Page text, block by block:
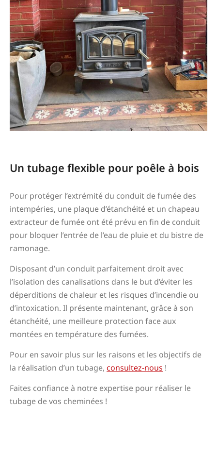
Un tubage flexible pour poêle à bois
Pour protéger l’extrémité du conduit de fumée des
intempéries, une plaque d’étanchéité et un chapeau
extracteur de fumée ont été prévu en fin de conduit
pour bloquer l’entrée de l’eau de pluie et du bistre de
ramonage.
Disposant d’un conduit parfaitement droit avec
l’isolation des canalisations dans le but d’éviter les
déperditions de chaleur et les risques d’incendie ou
d’intoxication. Il présente maintenant, grâce à son
étanchéité, une meilleure protection face aux
montées en température des fumées.
Pour en savoir plus sur les raisons et les objectifs de
la réalisation d’un tubage, consultez-nous !
Faites confiance à notre expertise pour réaliser le
tubage de vos cheminées !